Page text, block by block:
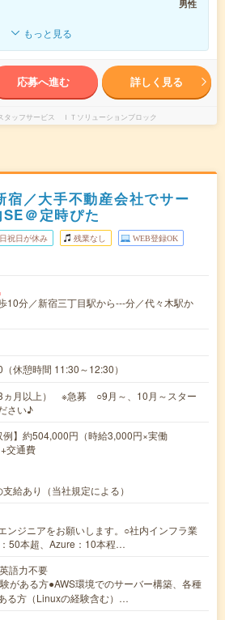
男性
もっと見る
応募へ進む 詳しく見る
タッフサービス ＩＴソリューションブロック
宿／大手不動産会社でサー
＠定時ぴた
祝日が休み 残業なし WEB登録OK
10分／新宿三丁目駅から---分／代々木駅か
休憩時間 11:30～12:30）
ヵ月以上） ※急募 ○9月～、10月～スター
さい♪
】約504,000円（時給3,000円×実働
交通費
給あり（当社規定による）
ンジニアをお願いします。○社内インフラ業
50本超、Azure：10本程…
語力不要
がある方●AWS環境でのサーバー構築、各種
る方（Linuxの経験含む）…